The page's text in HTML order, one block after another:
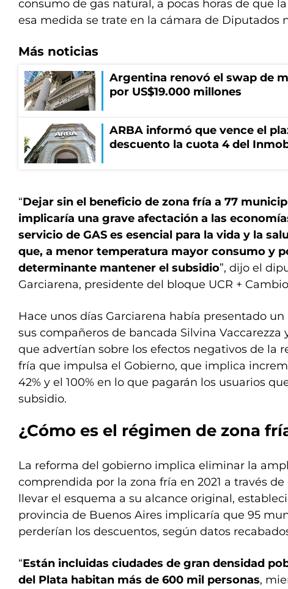
consumo de gas natural, a pocas horas de que
esa medida se trate en la cámara de Diputados
Más noticias
Argentina renovó el swap de
por US$19.000 millones
ARBA informó que vence el
descuento la cuota 4 del
“Dejar sin el beneficio de zona fría a 77
implicaría una grave afectación a las
servicio de GAS es esencial para la vida y la
que, a menor temperatura mayor consumo y
determinante mantener el subsidio”, dijo el
Garciarena, presidente del bloque UCR +
Hace unos días Garciarena había presentado
sus compañeros de bancada Silvina Vaccarezza
que advertían sobre los efectos negativos de la
fría que impulsa el Gobierno, que implica
42% y el 100% en lo que pagarán los usuarios
subsidio.
¿Cómo es el régimen de zona
La reforma del gobierno implica eliminar la
comprendida por la zona fría en 2021 a través de
llevar el esquema a su alcance original,
provincia de Buenos Aires implicaría que 95
perderían los descuentos, según datos
“Están incluidas ciudades de gran densidad
del Plata habitan más de 600 mil personas,